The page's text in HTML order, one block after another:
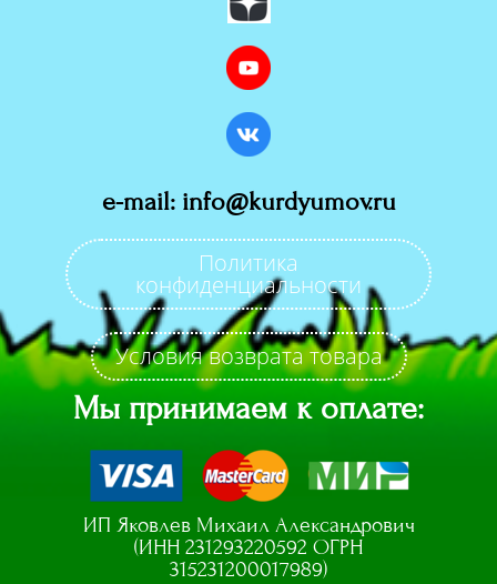
e-mail: info@kurdyumov.ru
Политика
конфиденциальности
Условия возврата товара
Мы принимаем к оплате:
ИП Яковлев Михаил Александрович
(ИНН 231293220592 ОГРН
315231200017989)